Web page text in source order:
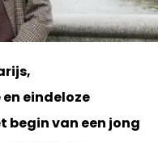
eindeloze
begin van een jong